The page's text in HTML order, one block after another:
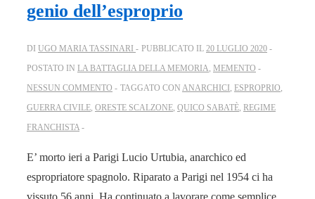
genio dell’esproprio
DI UGO MARIA TASSINARI PUBBLICATO IL 20 LUGLIO 2020
POSTATO IN LA BATTAGLIA DELLA MEMORIA MEMENTO
NESSUN COMMENTO
TAGGATO CON ANARCHICI ESPROPRIO
GUERRA CIVILE ORESTE SCALZONE QUICO SABATÈ REGIME
FRANCHISTA
E’ morto ieri a Parigi Lucio Urtubia, anarchico ed
espropriatore spagnolo. Riparato a Parigi nel 1954 ci ha
vissuto 56 anni. Ha continuato a lavorare come semplice